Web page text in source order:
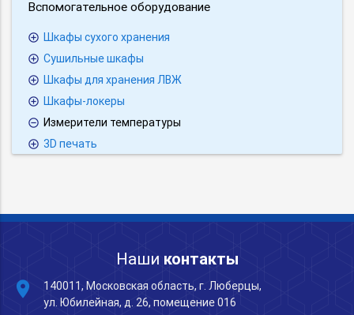
Вспомогательное оборудование
Шкафы сухого хранения
Сушильные шкафы
Шкафы для хранения ЛВЖ
Шкафы-локеры
Измерители температуры
3D печать
Наши контакты
place
140011, Московская область, г. Люберцы,
ул. Юбилейная, д. 26, помещение 016